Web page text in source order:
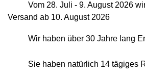
Vom 28. Juli - 9. August 2026
Versand ab 10. August 2026
Wir haben über 30 Jahre lang
Sie haben natürlich 14 tägiges